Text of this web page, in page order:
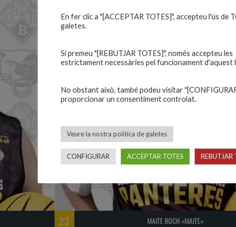
23 MAITE ROCH «MAITE»
En fer clic a "[ACCEPTAR TOTES]", accepteu l'ús de
galetes.
Si premeu "[REBUTJAR TOTES]", només accepteu les
estrictament necessàries pel funcionament d'aquest
No obstant això, també podeu visitar
proporcionar un consentiment controlat.
Veure la nostra política de galetes
CONFIGURAR ACCEPTAR TOTES REBUTJAR